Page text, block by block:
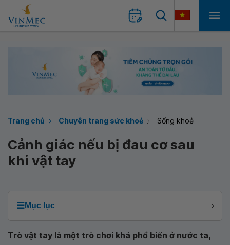
Trang chủ Chuyên trang sức khoẻ Sống khoẻ
Cảnh giác nếu bị đau cơ sau
khi vật tay
☰Mục lục
Trò vật tay là một trò chơi khá phổ biến ở nước ta,